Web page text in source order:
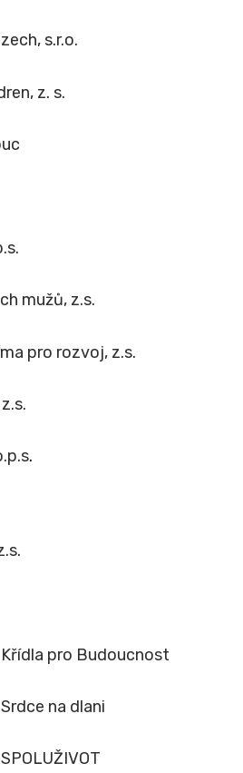
s.r.o.
z. s.
mužů, z.s.
pro rozvoj, z.s.
.
pro Budoucnost
na dlani